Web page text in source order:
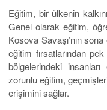
Eğitim, bir ülkenin
Genel olarak eğitim,
Kosova Savaşı’nın
eğitim fırsatlarından
bölgelerindeki
zorunlu eğitim,
erişimini sağlar.